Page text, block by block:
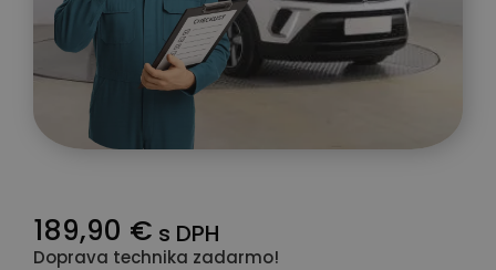
189,90 € s DPH
Doprava technika zadarmo!